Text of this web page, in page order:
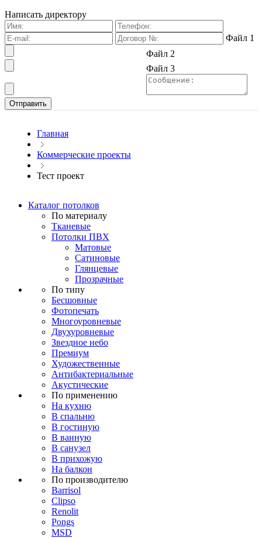
Написать директору
Файл 1
Файл 2
Файл 3
Главная
Коммерческие проекты
Тест проект
Каталог потолков
По материалу
Тканевые
Потолки ПВХ
Матовые
Сатиновые
Глянцевые
Прозрачные
По типу
Бесшовные
Фотопечать
Многоуровневые
Двухуровневые
Звездное небо
Премиум
Художественные
Антибактериальные
Акустические
По применению
На кухню
В спальню
В гостиную
В ванную
В санузел
В прихожую
На балкон
По производителю
Barrisol
Clipso
Renolit
Pongs
MSD